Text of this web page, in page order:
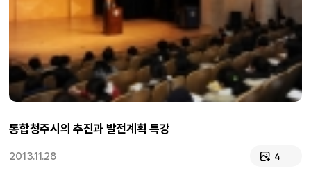
통합청주시의 추진과 발전계획 특강
2013.11.28 4